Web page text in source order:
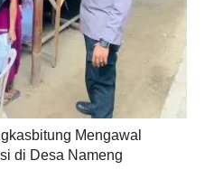
Mengawal
di Desa Nameng